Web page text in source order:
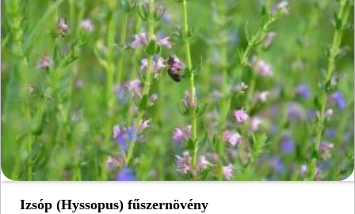
Izsóp (Hyssopus) fűszernövény